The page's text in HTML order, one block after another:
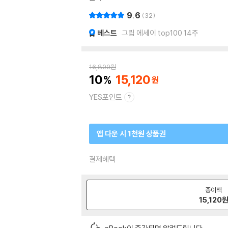
9.6 32
베스트 그림 에세이 top100 14주
16,800원
10 15,120
YES포인트
앱 다운 시 1천원 상품권
결제혜택
종이책
15,120원